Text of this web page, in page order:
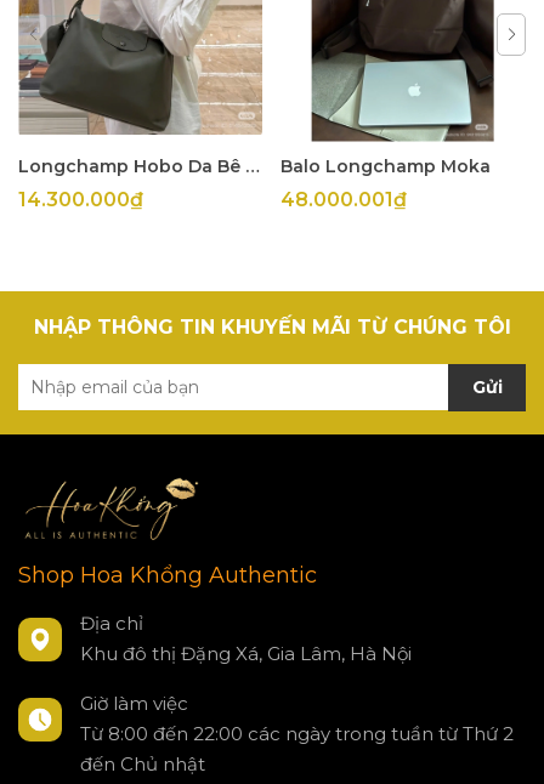
Longchamp Hobo Da Bê Olive
14.300.000₫
Balo Longchamp Moka
48.000.001₫
NHẬP THÔNG TIN KHUYẾN MÃI TỪ CHÚNG TÔI
Gửi
Shop Hoa Khổng Authentic
Địa chỉ
Khu đô thị Đặng Xá, Gia Lâm, Hà Nội
Giờ làm việc
Từ 8:00 đến 22:00 các ngày trong tuần từ Thứ 2
đến Chủ nhật